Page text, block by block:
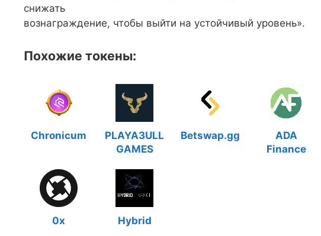
снижать
вознаграждение, чтобы выйти на устойчивый уровень».
Похожие токены:
Chronicum
PLAYA3ULL
GAMES
Betswap.gg
ADA
Finance
0x Hybrid